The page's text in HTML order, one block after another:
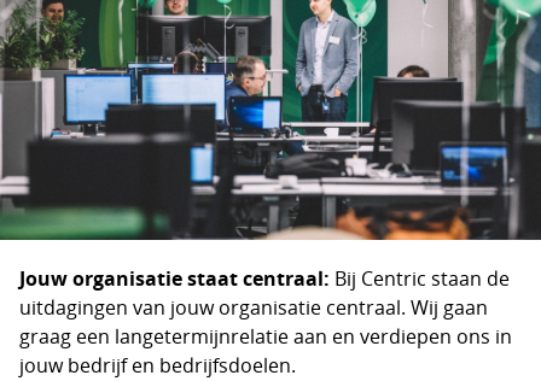
Jouw organisatie staat centraal: Bij Centric staan de
uitdagingen van jouw organisatie centraal. Wij gaan
graag een langetermijnrelatie aan en verdiepen ons in
jouw bedrijf en bedrijfsdoelen.